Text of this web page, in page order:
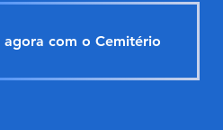
com o Cemitério